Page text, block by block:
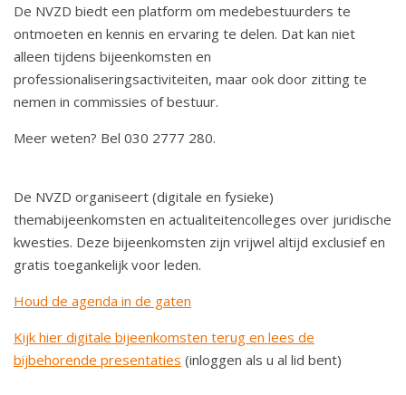
De NVZD biedt een platform om medebestuurders te
ontmoeten en kennis en ervaring te delen. Dat kan niet
alleen tijdens bijeenkomsten en
professionaliseringsactiviteiten, maar ook door zitting te
nemen in commissies of bestuur.
Meer weten? Bel 030 2777 280.
De NVZD organiseert (digitale en fysieke)
themabijeenkomsten en actualiteitencolleges over juridische
kwesties. Deze bijeenkomsten zijn vrijwel altijd exclusief en
gratis toegankelijk voor leden.
Houd de agenda in de gaten
Kijk hier digitale bijeenkomsten terug en lees de
bijbehorende presentaties (inloggen als u al lid bent)